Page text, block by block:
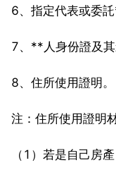
6、指定代表或委
7、**人身份證及其
8、住所使用證明。
注：住所使用證明
（1）若是自己房